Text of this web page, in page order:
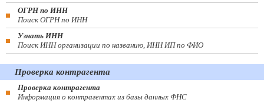
ОГРН по ИНН
Поиск ОГРН по ИНН
Узнать ИНН
Поиск ИНН организации по названию, ИНН ИП по ФИО
Проверка контрагента
Проверка контрагента
Информация о контрагентах из базы данных ФНС